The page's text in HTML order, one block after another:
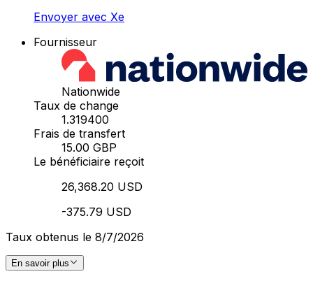
Envoyer avec Xe
Fournisseur
Nationwide
Taux de change
1.319400
Frais de transfert
15.00 GBP
Le bénéficiaire reçoit
26,368.20 USD
-375.79 USD
Taux obtenus le 8/7/2026
En savoir plus